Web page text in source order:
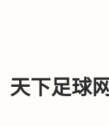
天下足球